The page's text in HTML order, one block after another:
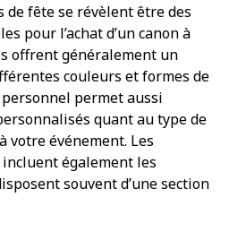
de fête se révèlent être des
pour l’achat d’un canon à
offrent généralement un
couleurs et formes de
permet aussi
quant au type de
votre événement. Les
également les
souvent d’une section